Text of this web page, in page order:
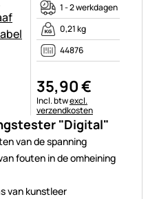
"Digital"
van de spanning
fouten in de omheining
van kunstleer
1 - 2 werkdagen
0,21 kg
44876
35,90€
Belastinginformatie:
Incl. btwexcl.
verzendkosten